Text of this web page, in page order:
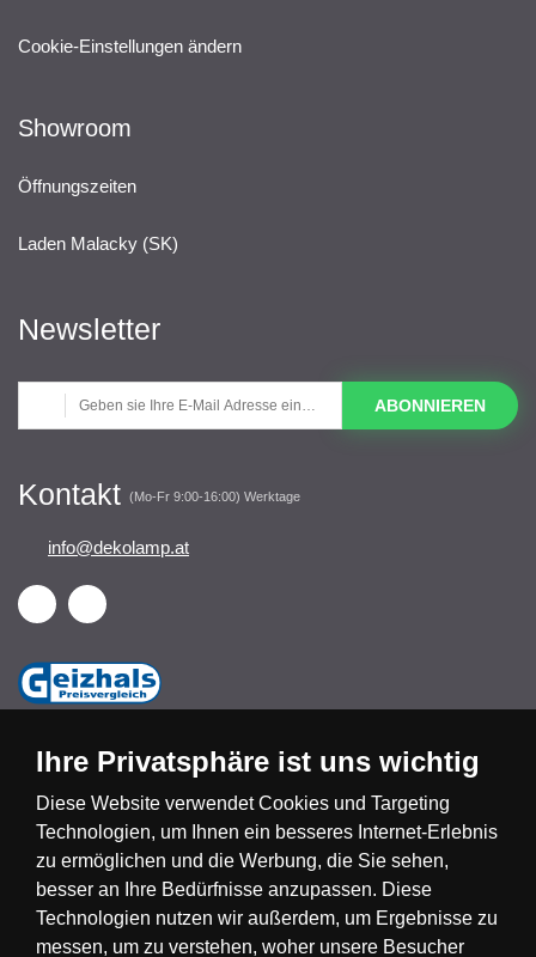
Cookie-Einstellungen ändern
Showroom
Öffnungszeiten
Laden Malacky (SK)
Newsletter
ABONNIEREN
Kontakt (Mo-Fr 9:00-16:00) Werktage
info@dekolamp.at
Česká republika Slovensko Deutschland
Magyarország Österreich België
Ihre Privatsphäre ist uns wichtig
Diese Website verwendet Cookies und Targeting
Technologien, um Ihnen ein besseres Internet-Erlebnis
zu ermöglichen und die Werbung, die Sie sehen,
besser an Ihre Bedürfnisse anzupassen. Diese
Technologien nutzen wir außerdem, um Ergebnisse zu
messen, um zu verstehen, woher unsere Besucher